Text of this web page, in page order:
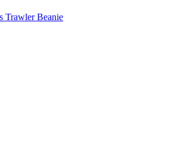
Trawler Beanie